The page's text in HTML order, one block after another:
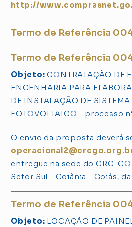
http://
Termo de Referência
Termo de Referência
Objeto: CONTRATAÇÃO DE
ENGENHARIA PARA
DE INSTALAÇÃO DE SISTEMA
FOTOVOLTAICO – processo
O envio da proposta deverá
entregue na sede do CRC-GO
Setor Sul – Goiânia – Goiás,
Termo de Referência
Objeto: LOCAÇÃO DE